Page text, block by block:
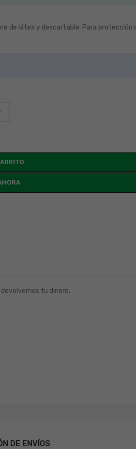
de látex y descartable. Para protección
tu dinero.
DE ENVÍOS